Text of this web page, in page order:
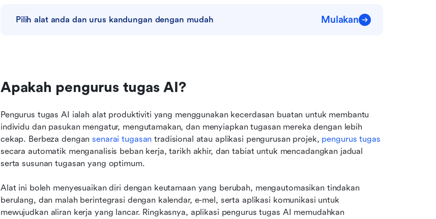
Pilih alat anda dan urus kandungan dengan mudah Mulakan
Apakah pengurus tugas AI?
Pengurus tugas AI ialah alat produktiviti yang menggunakan kecerdasan buatan untuk membantu
individu dan pasukan mengatur, mengutamakan, dan menyiapkan tugasan mereka dengan lebih
cekap. Berbeza dengan senarai tugasan tradisional atau aplikasi pengurusan projek, pengurus tugas
secara automatik menganalisis beban kerja, tarikh akhir, dan tabiat untuk mencadangkan jadual
serta susunan tugasan yang optimum.
Alat ini boleh menyesuaikan diri dengan keutamaan yang berubah, mengautomasikan tindakan
berulang, dan malah berintegrasi dengan kalendar, e-mel, serta aplikasi komunikasi untuk
mewujudkan aliran kerja yang lancar. Ringkasnya, aplikasi pengurus tugas AI memudahkan